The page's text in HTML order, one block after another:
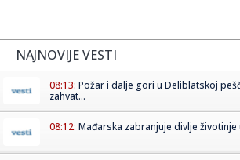
NAJNOVIJE VESTI
08:13: Požar i dalje gori u Deliblatskoj
zahvat...
08:12: Mađarska zabranjuje divlje životinje